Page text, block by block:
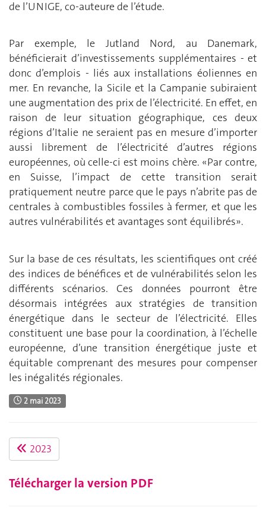
de l’UNIGE, co-auteure de l’étude.
Par exemple, le Jutland Nord, au Danemark,
bénéficierait d’investissements supplémentaires - et
donc d’emplois - liés aux installations éoliennes en
mer. En revanche, la Sicile et la Campanie subiraient
une augmentation des prix de l’électricité. En effet, en
raison de leur situation géographique, ces deux
régions d’Italie ne seraient pas en mesure d’importer
aussi librement de l’électricité d’autres régions
européennes, où celle-ci est moins chère. «Par contre,
en Suisse, l’impact de cette transition serait
pratiquement neutre parce que le pays n’abrite pas de
centrales à combustibles fossiles à fermer, et que les
autres vulnérabilités et avantages sont équilibrés».
Sur la base de ces résultats, les scientifiques ont créé
des indices de bénéfices et de vulnérabilités selon les
différents scénarios. Ces données pourront être
désormais intégrées aux stratégies de transition
énergétique dans le secteur de l’électricité. Elles
constituent une base pour la coordination, à l’échelle
européenne, d’une transition énergétique juste et
équitable comprenant des mesures pour compenser
les inégalités régionales.
2 mai 2023
2023
Télécharger la version PDF